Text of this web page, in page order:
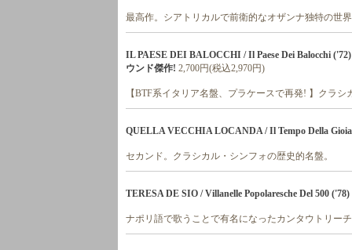
最高作。シアトリカルで前衛的なオザンナ独特の世
IL PAESE DEI BALOCCHI / Il Paese Dei Balocchi
ウンド傑作! 2,700円(税込2,970円)
【BTF系イタリア名盤、プラケースで再発! 】クラ
QUELLA VECCHIA LOCANDA / Il Tempo Della
セカンド。クラシカル・シンフォの歴史的名盤。
TERESA DE SIO / Villanelle Popolaresche Del 500 ('78)
ナポリ語で歌うことで有名になったカンタウトリー